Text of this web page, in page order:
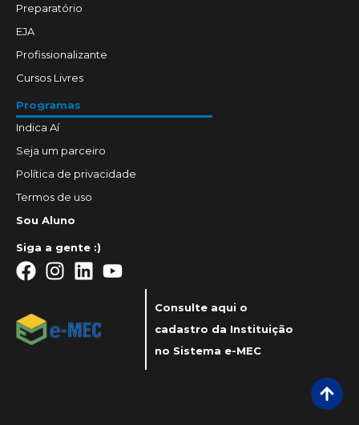
Preparatório
EJA
Profissionalizante
Cursos Livres
Programas
Indica Aí
Seja um parceiro
Política de privacidade
Termos de uso
Sou Aluno
Siga a gente :)
Consulte aqui o
cadastro da Instituição
no Sistema e-MEC